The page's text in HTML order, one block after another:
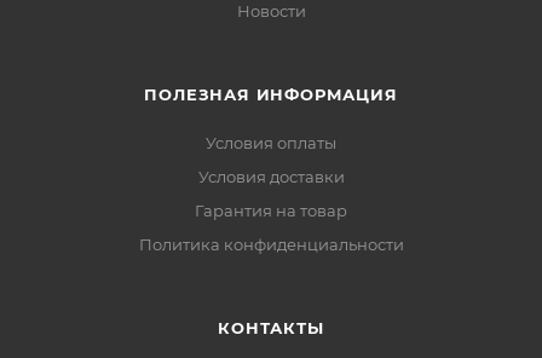
Новости
ПОЛЕЗНАЯ ИНФОРМАЦИЯ
Условия оплаты
Условия доставки
Гарантия на товар
Политика конфиденциальности
КОНТАКТЫ